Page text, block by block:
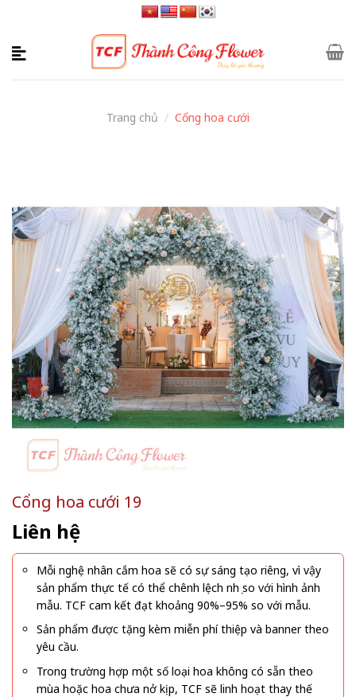
content
Trang chủ / Cổng hoa cưới
Cổng hoa cưới 19
Liên hệ
Mỗi nghệ nhân cắm hoa sẽ có sự sáng tạo riêng, vì vậy
sản phẩm thực tế có thể chênh lệch nhẹ so với hình ảnh
mẫu. TCF cam kết đạt khoảng 90%–95% so với mẫu.
Sản phẩm được tặng kèm miễn phí thiệp và banner theo
yêu cầu.
Trong trường hợp một số loại hoa không có sẵn theo
mùa hoặc hoa chưa nở kịp, TCF sẽ linh hoạt thay thế